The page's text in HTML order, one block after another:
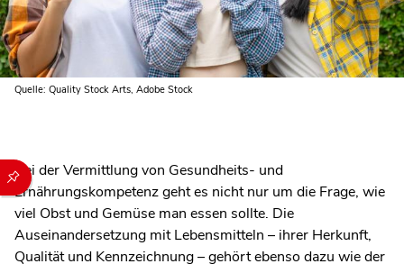
Durch die folgenden Buttons können Sie direkt auf einen
Quelle: Quality Stock Arts, Adobe Stock
Bei der Vermittlung von Gesundheits- und
Ernährungskompetenz geht es nicht nur um die Frage, wie
viel Obst und Gemüse man essen sollte. Die
Auseinandersetzung mit Lebensmitteln – ihrer Herkunft,
Qualität und Kennzeichnung – gehört ebenso dazu wie der